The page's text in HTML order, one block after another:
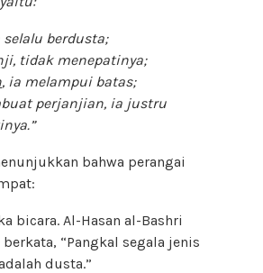
berdusta;
tidak menepatinya;
, ia melampui batas;
perjanjian, ia justru
bahwa perangai
bicara. Al-Hasan al-Bashri
berkata, “Pangkal segala jenis
dusta.”